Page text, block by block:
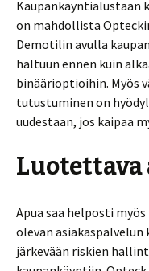
Kaupankäyntialustaan
on mahdollista
Demotilin avulla
haltuun ennen kuin
binäärioptioihin. Myös
tutustuminen on
uudestaan, jos kaipaa
Luotettava
Apua saa helposti
olevan
järkevään riskien